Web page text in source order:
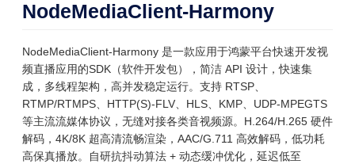
NodeMediaClient-Harmony
NodeMediaClient-Harmony 是一款应用于鸿蒙平台快速开发视
频直播应用的SDK（软件开发包），简洁 API 设计，快速集
成，多线程架构，高并发稳定运行。支持 RTSP、
RTMP/RTMPS、HTTP(S)-FLV、HLS、KMP、UDP-MPEGTS
等主流流媒体协议，无缝对接各类音视频源。H.264/H.265 硬件
解码，4K/8K 超高清流畅渲染，AAC/G.711 高效解码，低功耗
高保真播放。自研抗抖动算法 + 动态缓冲优化，延迟低至